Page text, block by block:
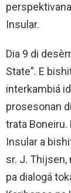
Insular.
Dia 9 di
State”. E
interkambiá
prosesonan
trata
Insular a
sr. J. Thijsen,
pa dialogá